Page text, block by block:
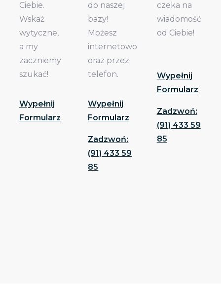
Ciebie.
Wskaż
wytyczne,
a my
zaczniemy
szukać!
Wypełnij
Formularz
do naszej
bazy!
Możesz
internetowo
oraz przez
telefon.
Wypełnij
Formularz
Zadzwoń:
(91) 433 59
85
czeka na
wiadomość
od Ciebie!
Wypełnij
Formularz
Zadzwoń:
(91) 433 59
85